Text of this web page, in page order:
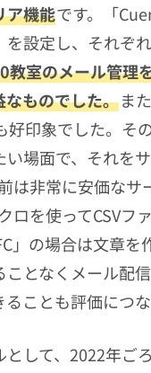
ア機能です。「
設定し、それぞ
教室のメール管理
ものでした。ま
好印象でした。そ
場面で、それを
は非常に安価なサ
を使ってCSVフ
」の場合は文章を
となくメール配
ことも評価につな
して、2022年